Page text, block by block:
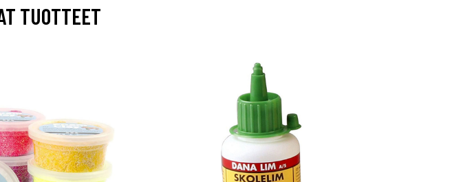
TUOTTEET